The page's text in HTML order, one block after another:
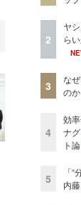
2
ヤ
ら
3
な
の
4
効
ナ
ト論
5
「
内